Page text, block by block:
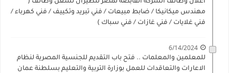
اعلان وظائف الشركة القابضة لمصر للطيران لشغل وظائف (
مهندس ميكانيكا / ضابط مبيعات / فني تبريد وتكييف / فني كهرباء /
فني غلايات / فني غازات / فني سباك )
6/14/2024
للمعلمين والمعلمات .. فتح باب التقديم للجنسية المصرية لنظام
الاعارات والتعاقدات للعمل بوزارة التربية والتعليم بسلطنة عمان